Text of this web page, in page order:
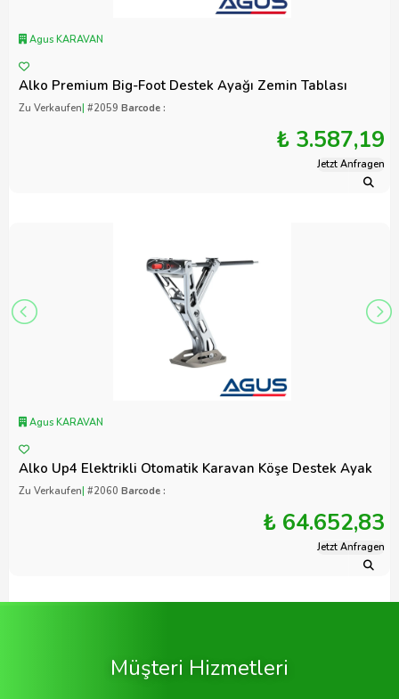
Agus KARAVAN
Alko Premium Big-Foot Destek Ayağı Zemin Tablası
Zu Verkaufen| #2059 Barcode :
₺ 3.587,19
Jetzt Anfragen
Agus KARAVAN
Alko Up4 Elektrikli Otomatik Karavan Köşe Destek Ayak
Zu Verkaufen| #2060 Barcode :
₺ 64.652,83
Jetzt Anfragen
Müşteri Hizmetleri